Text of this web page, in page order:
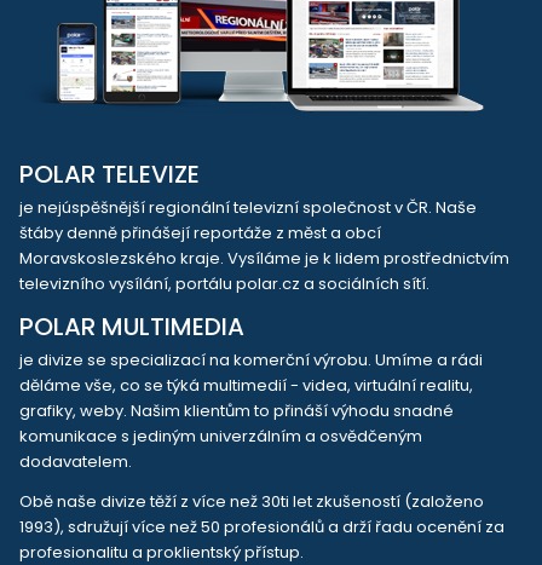
POLAR TELEVIZE
je nejúspěšnější regionální televizní společnost v ČR. Naše
štáby denně přinášejí reportáže z měst a obcí
Moravskoslezského kraje. Vysíláme je k lidem prostřednictvím
televizního vysílání, portálu polar.cz a sociálních sítí.
POLAR MULTIMEDIA
je divize se specializací na komerční výrobu. Umíme a rádi
děláme vše, co se týká multimedií - videa, virtuální realitu,
grafiky, weby. Našim klientům to přináší výhodu snadné
komunikace s jediným univerzálním a osvědčeným
dodavatelem.
Obě naše divize těží z více než 30ti let zkušeností (založeno
1993), sdružují více než 50 profesionálů a drží řadu ocenění za
profesionalitu a proklientský přístup.